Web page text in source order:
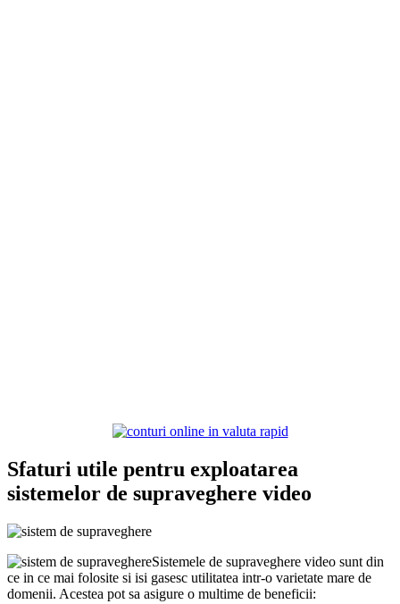
Sfaturi utile pentru exploatarea
sistemelor de supraveghere video
Sistemele de supraveghere video sunt din
ce in ce mai folosite si isi gasesc utilitatea intr-o varietate mare de
domenii. Acestea pot sa asigure o multime de beneficii: